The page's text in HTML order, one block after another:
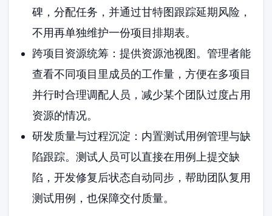
碑，分配任务，并通过甘特图跟踪延期风险，
不用再单独维护一份项目排期表。
跨项目资源统筹：提供资源池视图。管理者能
查看不同项目里成员的工作量，方便在多项目
并行时合理调配人员，减少某个团队过度占用
资源的情况。
研发质量与过程沉淀：内置测试用例管理与缺
陷跟踪。测试人员可以直接在用例上提交缺
陷，开发修复后状态自动同步，帮助团队复用
测试用例，也保障交付质量。